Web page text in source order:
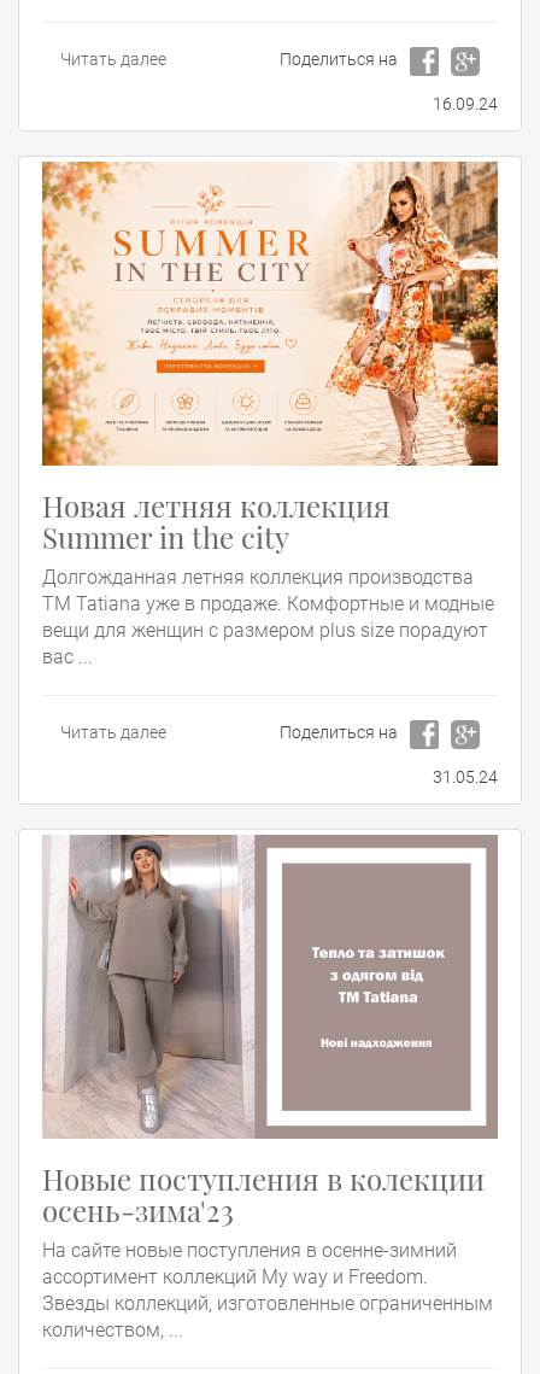
Читать далее Поделиться на
16.09.24
Новая летняя коллекция
Summer in the city
Долгожданная летняя коллекция производства
ТМ Tatiana уже в продаже. Комфортные и модные
вещи для женщин с размером plus size порадуют
вас ...
Читать далее Поделиться на
31.05.24
Новые поступления в колекции
осень-зима'23
На сайте новые поступления в осенне-зимний
ассортимент коллекций My way и Freedom.
Звезды коллекций, изготовленные ограниченным
количеством, ...